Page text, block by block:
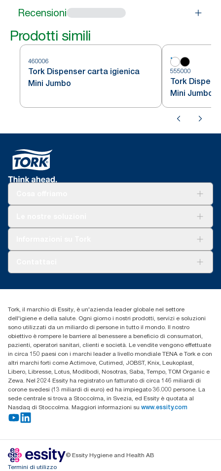
Recensioni
Prodotti simili
460006
Tork Dispenser carta igienica
Mini Jumbo
555000
Tork
Mini Jumbo
+39 0331 443896
Tork, il marchio di Essity, è un'azienda leader globale nel settore
dell'igiene e della salute. Ogni giorno i nostri prodotti, servizi e soluzioni
sono utilizzati da un miliardo di persone in tutto il mondo. Il nostro
obiettivo è rompere le barriere al benessere a beneficio di consumatori,
pazienti, operatori sanitari, clienti e società. Le vendite vengono effettuate
in circa 150 paesi con i marchi leader a livello mondiale TENA e Tork e con
altri marchi forti come Actimove, Cutimed, JOBST, Knix, Leukoplast,
Libero, Libresse, Lotus, Modibodi, Nosotras, Saba, Tempo, TOM Organic e
Zewa. Nel 2024 Essity ha registrato un fatturato di circa 146 miliardi di
corone svedesi (13 miliardi di euro) ed ha impiegato 36.000 persone. La
sede centrale si trova a Stoccolma, in Svezia, ed Essity è quotata al
Nasdaq di Stoccolma. Maggiori informazioni su www.essity.com
© Essity Hygiene and Health AB
Termini di utilizzo